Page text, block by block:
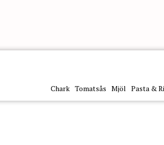
Chark Tomatsås Mjöl Pasta &